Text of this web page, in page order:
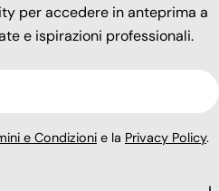
per accedere in anteprima a
e ispirazioni professionali.
e Condizioni e la Privacy Policy.